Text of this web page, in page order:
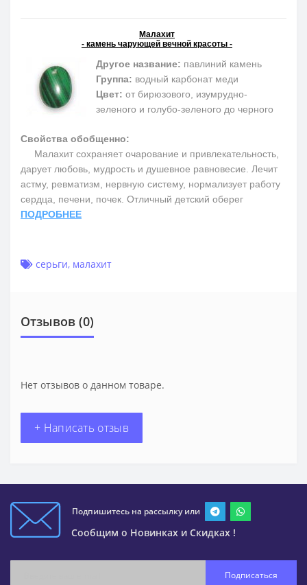
Малахит
- камень чарующей вечной красоты -
Другое название: павлиний камень
Группа: водный карбонат меди
Цвет: от бирюзового, изумрудно-
зеленого и голубо-зеленого до черного
Свойства обобщенно:
Малахит сохраняет очарование и привлекательность,
дарует любовь, мудрость и душевное равновесие. Лечит
астму, ревматизм, нервную систему, нормализует работу
сердца, печени, почек. Отличный детский оберег
ПОДРОБНЕЕ
серьги, малахит
Отзывов (0)
Нет отзывов о данном товаре.
+ Написать отзыв
Подпишитесь на рассылку или
Сообщим о Новинках и Скидках !
Подписаться